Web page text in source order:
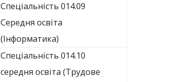
Спеціальність 014.09
Середня освіта
(Інформатика)
Спеціальність 014.10
середня освіта (Трудове